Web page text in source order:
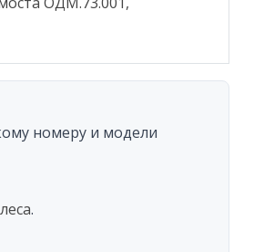
номеру и модели
.